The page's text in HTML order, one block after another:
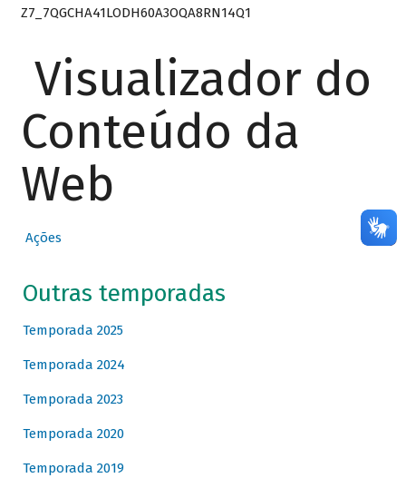
Z7_7QGCHA41LODH60A3OQA8RN14Q1
Visualizador do
Conteúdo da
Web
Ações
Outras temporadas
Temporada 2025
Temporada 2024
Temporada 2023
Temporada 2020
Temporada 2019